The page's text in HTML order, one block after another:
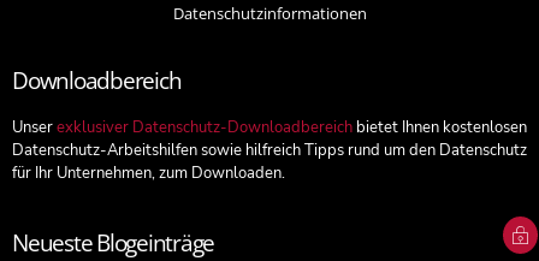
Datenschutzinformationen
Downloadbereich
Unserexklusiver Datenschutz-Downloadbereich bietet Ihnen kostenlosen
Datenschutz-Arbeitshilfen sowie hilfreich Tipps rund um den Datenschutz
für Ihr Unternehmen, zum Downloaden.
Neueste Blogeinträge